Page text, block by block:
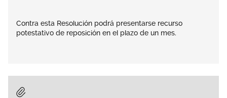
Contra esta Resolución podrá presentarse recurso
potestativo de reposición en el plazo de un mes.